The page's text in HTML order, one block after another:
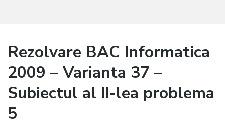
Rezolvare BAC Informatica
2009 – Varianta 37 –
Subiectul al II-lea problema
5